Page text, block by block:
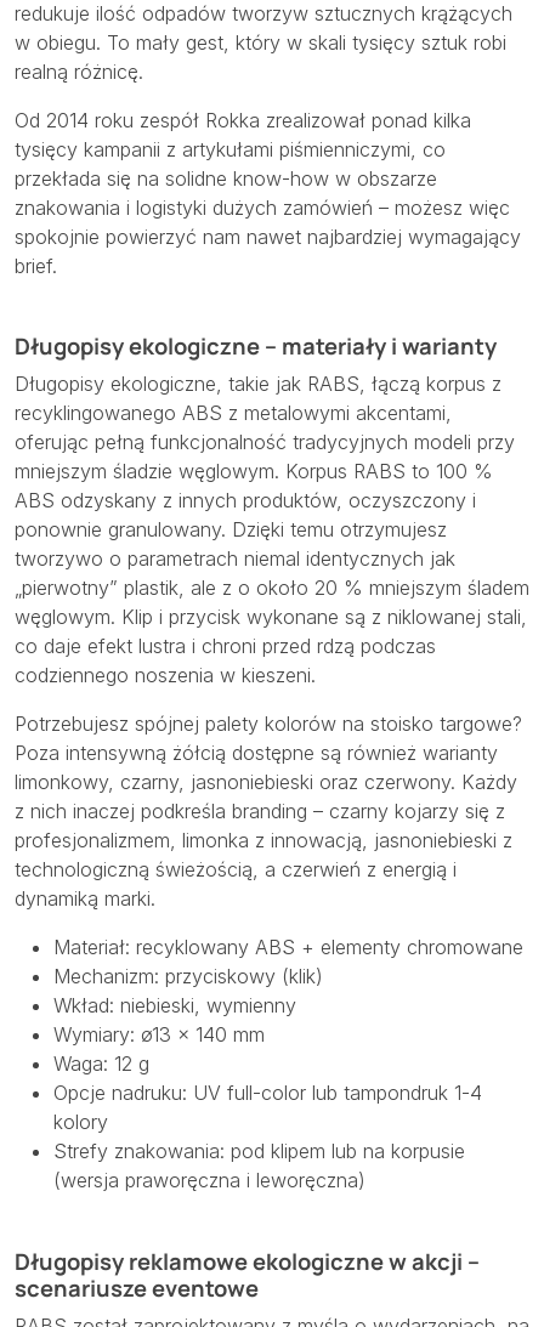
redukuje ilość odpadów tworzyw sztucznych krążących
w obiegu. To mały gest, który w skali tysięcy sztuk robi
realną różnicę.
Od 2014 roku zespół Rokka zrealizował ponad kilka
tysięcy kampanii z artykułami piśmienniczymi, co
przekłada się na solidne know-how w obszarze
znakowania i logistyki dużych zamówień – możesz więc
spokojnie powierzyć nam nawet najbardziej wymagający
brief.
Długopisy ekologiczne – materiały i warianty
Długopisy ekologiczne, takie jak RABS, łączą korpus z
recyklingowanego ABS z metalowymi akcentami,
oferując pełną funkcjonalność tradycyjnych modeli przy
mniejszym śladzie węglowym. Korpus RABS to 100 %
ABS odzyskany z innych produktów, oczyszczony i
ponownie granulowany. Dzięki temu otrzymujesz
tworzywo o parametrach niemal identycznych jak
„pierwotny” plastik, ale z o około 20 % mniejszym śladem
węglowym. Klip i przycisk wykonane są z niklowanej stali,
co daje efekt lustra i chroni przed rdzą podczas
codziennego noszenia w kieszeni.
Potrzebujesz spójnej palety kolorów na stoisko targowe?
Poza intensywną żółcią dostępne są również warianty
limonkowy, czarny, jasnoniebieski oraz czerwony. Każdy
z nich inaczej podkreśla branding – czarny kojarzy się z
profesjonalizmem, limonka z innowacją, jasnoniebieski z
technologiczną świeżością, a czerwień z energią i
dynamiką marki.
Materiał: recyklowany ABS + elementy chromowane
Mechanizm: przyciskowy (klik)
Wkład: niebieski, wymienny
Wymiary: ø13 × 140 mm
Waga: 12 g
Opcje nadruku: UV full-color lub tampondruk 1-4
kolory
Strefy znakowania: pod klipem lub na korpusie
(wersja praworęczna i leworęczna)
Długopisy reklamowe ekologiczne w akcji –
scenariusze eventowe